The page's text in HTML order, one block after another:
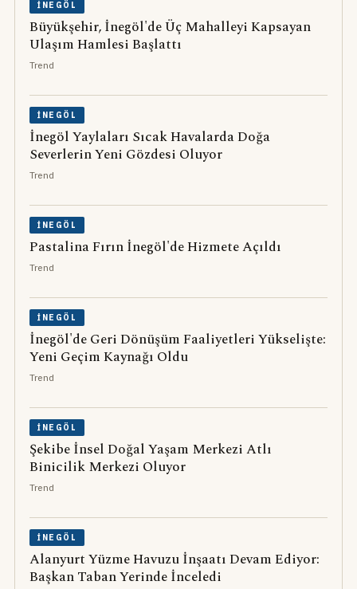
İNEGÖL
Büyükşehir, İnegöl'de Üç Mahalleyi Kapsayan
Ulaşım Hamlesi Başlattı
Trend
İNEGÖL
İnegöl Yaylaları Sıcak Havalarda Doğa
Severlerin Yeni Gözdesi Oluyor
Trend
İNEGÖL
Pastalina Fırın İnegöl'de Hizmete Açıldı
Trend
İNEGÖL
İnegöl'de Geri Dönüşüm Faaliyetleri Yükselişte:
Yeni Geçim Kaynağı Oldu
Trend
İNEGÖL
Şekibe İnsel Doğal Yaşam Merkezi Atlı
Binicilik Merkezi Oluyor
Trend
İNEGÖL
Alanyurt Yüzme Havuzu İnşaatı Devam Ediyor:
Başkan Taban Yerinde İnceledi